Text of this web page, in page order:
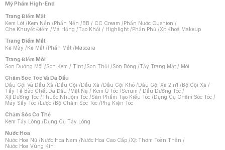
Mỹ Phẩm High-End
Trang Điểm Mặt
Kem Lót /Kem Nền /Phấn Nền /BB / CC Cream /Phấn Nước Cushion /
Che Khuyết Điểm /Má Hồng /Tạo Khối / Highlight /Phấn Phủ /Xịt Khoá Makeup
Trang Điểm Mắt
Kẻ Mày /Kẻ Mắt /Phấn Mắt /Mascara
Trang Điểm Môi
Son Dưỡng Môi /Son Kem / Tint /Son Thỏi /Son Bóng /Tẩy Trang Mắt / Môi
Chăm Sóc Tóc Và Da Đầu
Dầu Gội Và Dầu Xả /Dầu Gội /Dầu Xả /Dầu Gội Khô /Dầu Gội Xả 2in1 /Bộ Gội Xả /
Tẩy Tế Bào Chết Da Đầu /Mặt Nạ / Kem Ủ Tóc /Serum / Dầu Dưỡng Tóc /
Xịt Dưỡng Tóc /Thuốc Nhuộm Tóc /Sản Phẩm Tạo Kiểu Tóc /Dụng Cụ Chăm Sóc Tóc /
Máy Sấy Tóc /Lược /Bộ Chăm Sóc Tóc /Phụ Kiện Tóc
Chăm Sóc Cơ Thể
Kem Tẩy Lông /Dụng Cụ Tẩy Lông
Nước Hoa
Nước Hoa Nữ /Nước Hoa Nam /Nước Hoa Cao Cấp /Xịt Thơm Toàn Thân /
Nước Hoa Vùng Kín